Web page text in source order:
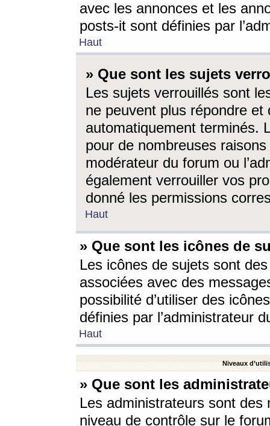
avec les annonces et les
posts-it sont définies par
Haut
» Que sont les sujets
Les sujets verrouillés sont
ne peuvent plus répondre
automatiquement terminés.
pour de nombreuses
modérateur du forum ou
également verrouiller vos
donné les permissions
Haut
» Que sont les icônes de
Les icônes de sujets sont
associées avec des
possibilité d’utiliser des
définies par l’administrateur
Haut
Niveaux
» Que sont les
Les administrateurs sont
niveau de contrôle sur le